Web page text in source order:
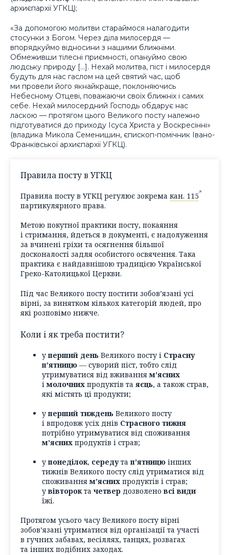
архиєпархії УГКЦ);
«За допомогою молитви стараймося налагодити
стосунки з Богом. Через діла милосердя —
впорядкуймо відносини з нашими ближніми.
Обмеживши тілесні приємності, опануймо свою
людську природу […]. Нехай молитва, піст і милосердя
будуть для нас гаслом на цей святий час, щоб
ми провели його якнайкраще, поклоняючись
Небесному Отцеві, поважаючи своїх ближніх і самих
себе. Нехай милосердний Господь обдарує нас
ласкою — протягом цього Великого посту належно
підготуватися до приходу Ісуса Христа у Воскресінні»
(владика Микола Семенишин, єпископ-помічник Івано-
Франківської архиєпархії УГКЦ).
Правила посту в УГКЦ
Правила посту в УГКЦ регулює зокрема кан. 115
партикулярного права.
Метою покутної практики посту, покаяння
і стримання, йдеться в документі, є надолуження
за вчинені гріхи та осягнення більшої
досконалості задля особистого освячення. Така
практика є найдавнішою традицією Української
Греко-Католицької Церкви.
Під час Великого посту постити зобов’язані усі
вірні, за винятком кількох категорій людей, про
які розповімо нижче.
Коли і як треба постити?
уперший день Великого посту і Страсну
п’ятницю — суворий піст, тобто слід
утримуватися від вживанням’ясних
імолочних продуктів та яєць, а також страв,
які містять ці продукти;
уперший тиждень Великого посту
і впродовж усіх днів Страсного тижня
потрібно утримуватися від споживання
м’ясних продуктів і страв;
упонеділок, середутап’ятницю інших
тижнів Великого посту слід утриматися від
споживанням’ясних продуктів і страв;
увівторок та четвер дозволеновсі види
їжі.
Протягом усього часу Великого посту вірні
зобов’язані утриматися від організації та участі
в гучних забавах, весіллях, танцях, розвагах
та інших подібних заходах.